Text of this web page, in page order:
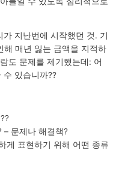
가 지난번에 시작했던 것. 기
매년 잃는 금액을 지적하
도 문제를 제기했는데: 어
수 있습니까??
– 문제나 해결책?
게 표현하기 위해 어떤 종류